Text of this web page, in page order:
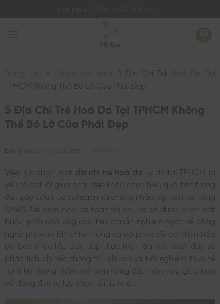
» »
5 Địa Chỉ Trẻ Hoá Da Tại
TPHCM Không Thể Bỏ Lỡ Của Phái Đẹp
5 Địa Chỉ Trẻ Hoá Da Tại TPHCM Không
Thể Bỏ Lỡ Của Phái Đẹp
Việc lựa chọn một địa chỉ trẻ hoá da uy tín tại TPHCM là
yếu tố cốt lõi giúp phái đẹp khắc phục hiệu quả tình trạng
đứt gãy cấu trúc collagen và chùng nhão lớp cân cơ nông
SMAS. Để đảm bảo an toàn tối đa, cơ sở được chọn bắt
buộc phải đáp ứng các tiêu chuẩn nghiêm ngặt về công
nghệ phi xâm lấn chính hãng và có phác đồ cá nhân hóa
do bác sĩ da liễu trực tiếp thực hiện. Bài viết dưới đây sẽ
phân tích chi tiết thông tin, chi phí và trải nghiệm thực tế
tại 5 hệ thống thẩm mỹ viện hàng đầu hiện nay, giúp bạn
dễ dàng đưa ra lựa chọn tối ưu nhất.